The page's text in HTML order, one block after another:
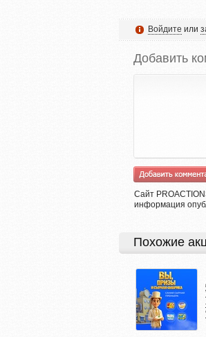
Войдите или
Добавить
Сайт
информация
Похожие